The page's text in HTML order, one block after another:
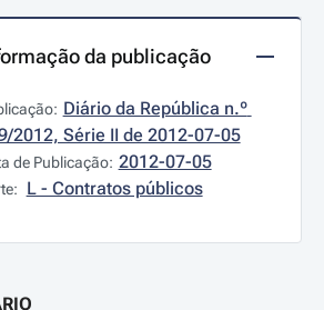
da publicação
Diário da República n.º
2012, Série II de 2012-07-05
de Publicação: 2012-07-05
L - Contratos públicos